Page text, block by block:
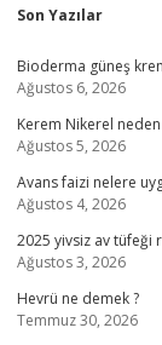
Sidebar
Son Yazılar
Bioderma güneş
Ağustos 6, 2026
Kerem Nikerel
Ağustos 5, 2026
Avans faizi nelere
Ağustos 4, 2026
2025 yivsiz av tüfeği
Ağustos 3, 2026
Hevrü ne demek ?
Temmuz 30, 2026